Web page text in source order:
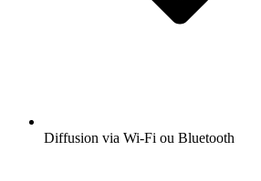
Diffusion via Wi-Fi ou Bluetooth